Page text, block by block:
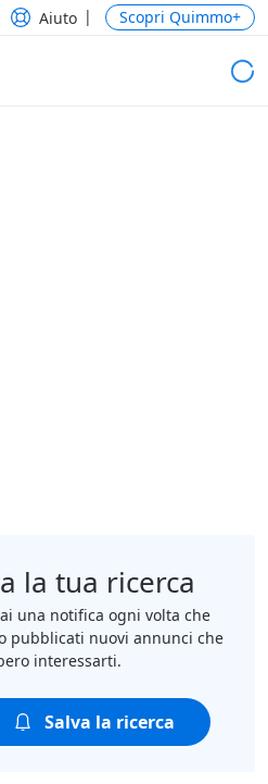
Aiuto Scopri Quimmo+
la tua ricerca
una notifica ogni volta che
pubblicati nuovi annunci che
interessarti.
Salva la ricerca